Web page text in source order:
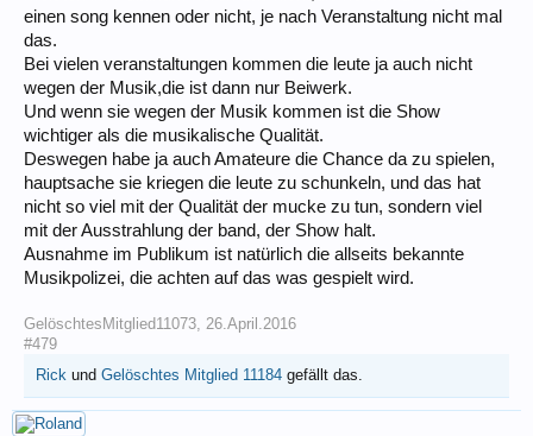
einen song kennen oder nicht, je nach Veranstaltung nicht mal
das.
Bei vielen veranstaltungen kommen die leute ja auch nicht
wegen der Musik,die ist dann nur Beiwerk.
Und wenn sie wegen der Musik kommen ist die Show
wichtiger als die musikalische Qualität.
Deswegen habe ja auch Amateure die Chance da zu spielen,
hauptsache sie kriegen die leute zu schunkeln, und das hat
nicht so viel mit der Qualität der mucke zu tun, sondern viel
mit der Ausstrahlung der band, der Show halt.
Ausnahme im Publikum ist natürlich die allseits bekannte
Musikpolizei, die achten auf das was gespielt wird.
GelöschtesMitglied11073, 26.April.2016
#479
Rick und Gelöschtes Mitglied 11184 gefällt das.